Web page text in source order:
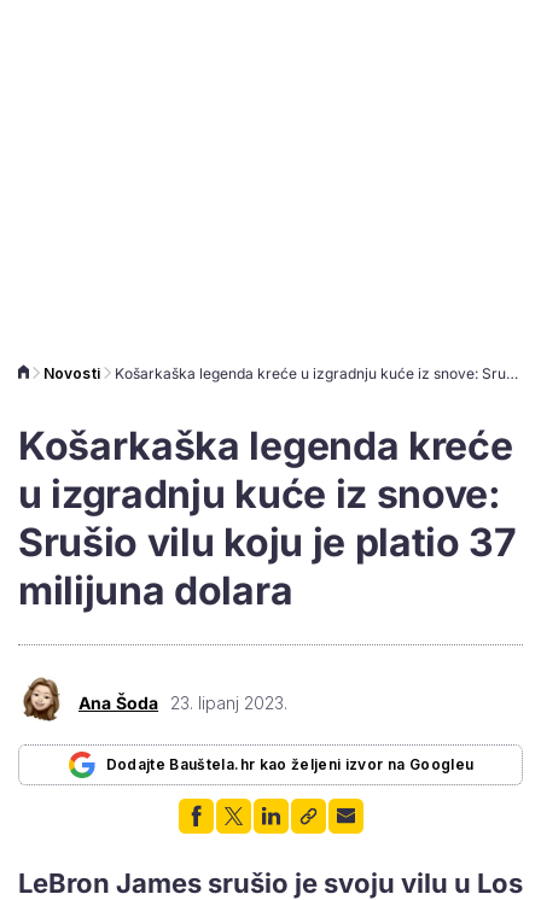
Novosti Košarkaška legenda kreće u izgradnju kuće iz snove: Srušio vilu koju je platio 37 milijuna dolara
Košarkaška legenda kreće
u izgradnju kuće iz snove:
Srušio vilu koju je platio 37
milijuna dolara
Ana Šoda 23. lipanj 2023.
Dodajte Bauštela.hr kao željeni izvor na Googleu
LeBron James srušio je svoju vilu u Los